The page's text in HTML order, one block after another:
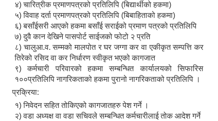
४) चारित्रीक प्रमाणपत्रको प्रतिलिपि (बिद्यार्थीको हकमा)
५) विवाह दर्ता प्रमाणपत्रको प्रतिलिपि (बिबाहिताको हकमा)
६) बसाँईसरी आएको हकमा बसाँई सराईको प्रमाण पत्रको प्रतिलिपि
७) दुवै कान देखिने पासपोर्ट साईजको फोटो २ प्रति
८) चालुआ.व. सम्मको मालपोत र घर जग्गा कर वा एकीकृत सम्पत्ति कर
तिरेको रसिद वा कर निर्धारण स्वीकृत भएको कागजात
९) कर्मचारी परिवारको हकमा सम्बन्धित कार्यालयको सिफारिस
१००प्रतिलिपि नागरिकताको हकमा पुरानो नागरिकताको प्रतिलिपि ।
प्रक्रिया:
१) निवेदन सहित तोकिएको कागजातहरु पेश गर्ने ।
२) वडा अध्यक्ष वा वडा सचिवले सम्बन्धित कर्मचारीलाई तोक आदेश गर्ने